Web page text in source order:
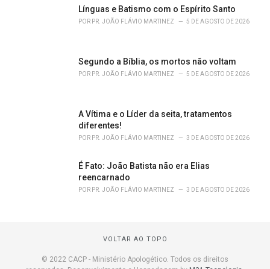
Línguas e Batismo com o Espírito Santo
POR PR. JOÃO FLÁVIO MARTINEZ 5 DE AGOSTO DE 2026
Segundo a Bíblia, os mortos não voltam
POR PR. JOÃO FLÁVIO MARTINEZ 5 DE AGOSTO DE 2026
A Vítima e o Líder da seita, tratamentos
diferentes!
POR PR. JOÃO FLÁVIO MARTINEZ 3 DE AGOSTO DE 2026
É Fato: João Batista não era Elias
reencarnado
POR PR. JOÃO FLÁVIO MARTINEZ 3 DE AGOSTO DE 2026
VOLTAR AO TOPO
© 2022 CACP - Ministério Apologético. Todos os direitos